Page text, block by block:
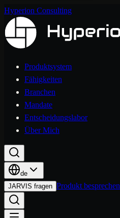
Hyperion Consulting
Produktsystem
Fähigkeiten
Branchen
Mandate
Entscheidungslabor
Über Mich
de
JARVIS fragen Produkt besprechen